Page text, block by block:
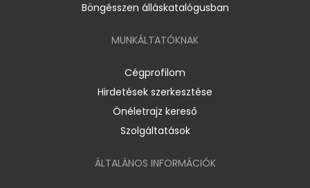
Böngésszen álláskatalógusban
MUNKÁLTATÓKNAK
Cégprofilom
Hirdetések szerkesztése
Önéletrajz kereső
Szolgáltatások
ÁLTALÁNOS INFORMÁCIÓK